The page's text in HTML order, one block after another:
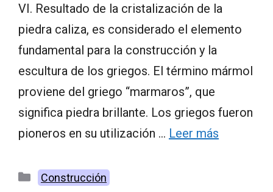
VI. Resultado de la cristalización de la
piedra caliza, es considerado el elemento
fundamental para la construcción y la
escultura de los griegos. El término mármol
proviene del griego “marmaros”, que
significa piedra brillante. Los griegos fueron
pioneros en su utilización … Leer más
Categorías
Construcción